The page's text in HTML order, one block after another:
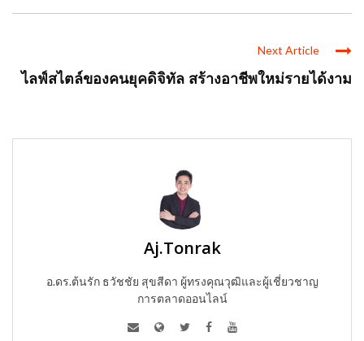
Next Article
ไลฟ์สไตล์ของคนยุคดิจิทัล สร้างอาชีพใหม่รายได้งาม
Aj.Tonrak
อ.ดร.ต้นรัก ธวัชชัย สุขสีดา ผู้ทรงคุณวุฒิและผู้เชี่ยวชาญ
การตลาดออนไลน์